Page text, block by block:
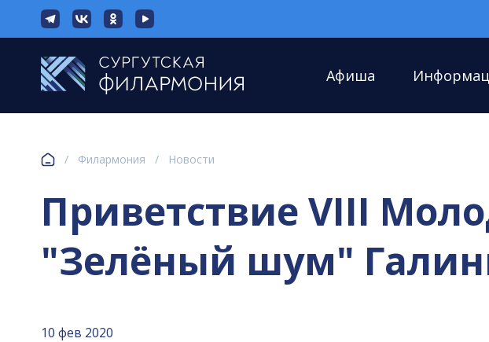
Афиша
/ Филармония / Новости
Приветствие VIII
"Зелёный шум"
10 фев 2020